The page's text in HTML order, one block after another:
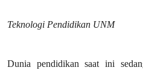
Teknologi Pendidikan UNM
Dunia pendidikan saat ini